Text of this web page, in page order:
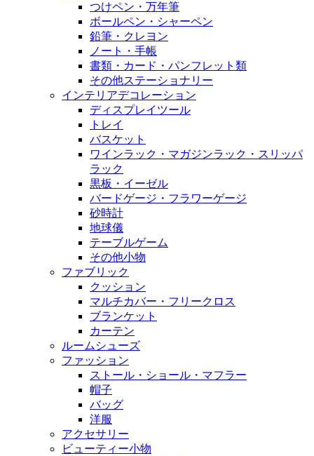
つけペン・万年筆
ボールペン・シャーペン
鉛筆・クレヨン
ノート・手帳
書類・カード・パンフレット類
その他ステーショナリー
インテリアデコレーション
ディスプレイツール
トレイ
バスケット
ワインラック・マガジンラック・スリッパ
ラック
黒板・イーゼル
バードゲージ・フラワーゲージ
砂時計
地球儀
テーブルゲーム
その他小物
ファブリック
クッション
マルチカバー・フリークロス
ブランケット
カーテン
ルームシューズ
ファッション
ストール・ショール・マフラー
帽子
バッグ
洋服
アクセサリー
ビューティー小物